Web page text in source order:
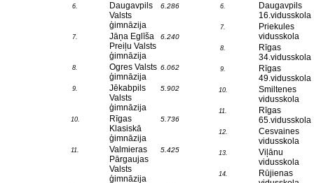
6.
Daugavpils
Valsts
ģimnāzija
6.286
7.
Jāņa Eglīša
Preiļu Valsts
ģimnāzija
6.240
8.
Ogres Valsts
ģimnāzija
6.062
9.
Jēkabpils
Valsts
ģimnāzija
5.902
10.
Rīgas
Klasiskā
ģimnāzija
5.736
11.
Valmieras
Pārgaujas
Valsts
ģimnāzija
5.425
6.
Daugavpils
16.vidusskola
7.
Priekules
vidusskola
8.
Rīgas
34.vidusskola
9.
Rīgas
49.vidusskola
10.
Smiltenes
vidusskola
11.
Rīgas
65.vidusskola
12.
Cesvaines
vidusskola
13.
Viļānu
vidusskola
14.
Rūjienas